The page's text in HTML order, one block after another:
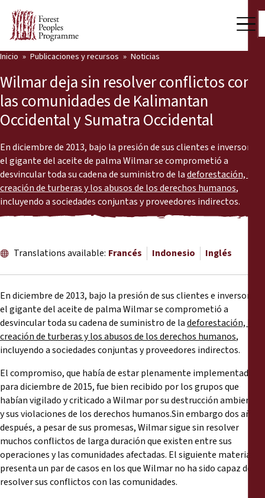
Quiénes somos
Apóyenos
Nuestro trabajo
Voces comunitarias
Socios y Países
Últimas noticias
Publicaciones y recursos
Back
Publicaciones y recursos
Comunicados de prensa
Materiales de capacitación
Documentos informativos
Presentaciones legales
Declaraciones
Informes anuales
Inicio Publicaciones y recursos Noticias
Wilmar deja sin resolver conflictos con
las comunidades de Kalimantan
Occidental y Sumatra Occidental
En diciembre de 2013, bajo la presión de sus clientes e inversores,
el gigante del aceite de palma Wilmar se comprometió a
desvincular toda su cadena de suministro de ladeforestación, la
creación de turberas y los abusos de los derechos humanos,
incluyendo a sociedades conjuntas y proveedores indirectos.
Translations available: Francés Indonesio Inglés
En diciembre de 2013, bajo la presión de sus clientes e inversores,
el gigante del aceite de palma Wilmar se comprometió a
desvincular toda su cadena de suministro de ladeforestación, la
creación de turberas y los abusos de los derechos humanos,
incluyendo a sociedades conjuntas y proveedores indirectos.
El compromiso, que había de estar plenamente implementado
para diciembre de 2015, fue bien recibido por los grupos que
habían vigilado y criticado a Wilmar por su destrucción ambiental
y sus violaciones de los derechos humanos.Sin embargo dos años
después, a pesar de sus promesas, Wilmar sigue sin resolver
muchos conflictos de larga duración que existen entre sus
operaciones y las comunidades afectadas. El siguiente material
presenta un par de casos en los que Wilmar no ha sido capaz de
resolver sus conflictos con las comunidades.